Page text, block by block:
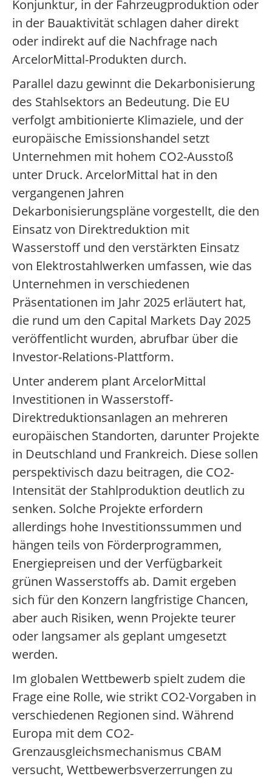
Konjunktur, in der Fahrzeugproduktion oder
in der Bauaktivität schlagen daher direkt
oder indirekt auf die Nachfrage nach
ArcelorMittal-Produkten durch.
Parallel dazu gewinnt die Dekarbonisierung
des Stahlsektors an Bedeutung. Die EU
verfolgt ambitionierte Klimaziele, und der
europäische Emissionshandel setzt
Unternehmen mit hohem CO2-Ausstoß
unter Druck. ArcelorMittal hat in den
vergangenen Jahren
Dekarbonisierungspläne vorgestellt, die den
Einsatz von Direktreduktion mit
Wasserstoff und den verstärkten Einsatz
von Elektrostahlwerken umfassen, wie das
Unternehmen in verschiedenen
Präsentationen im Jahr 2025 erläutert hat,
die rund um den Capital Markets Day 2025
veröffentlicht wurden, abrufbar über die
Investor-Relations-Plattform.
Unter anderem plant ArcelorMittal
Investitionen in Wasserstoff-
Direktreduktionsanlagen an mehreren
europäischen Standorten, darunter Projekte
in Deutschland und Frankreich. Diese sollen
perspektivisch dazu beitragen, die CO2-
Intensität der Stahlproduktion deutlich zu
senken. Solche Projekte erfordern
allerdings hohe Investitionssummen und
hängen teils von Förderprogrammen,
Energiepreisen und der Verfügbarkeit
grünen Wasserstoffs ab. Damit ergeben
sich für den Konzern langfristige Chancen,
aber auch Risiken, wenn Projekte teurer
oder langsamer als geplant umgesetzt
werden.
Im globalen Wettbewerb spielt zudem die
Frage eine Rolle, wie strikt CO2-Vorgaben in
verschiedenen Regionen sind. Während
Europa mit dem CO2-
Grenzausgleichsmechanismus CBAM
versucht, Wettbewerbsverzerrungen zu